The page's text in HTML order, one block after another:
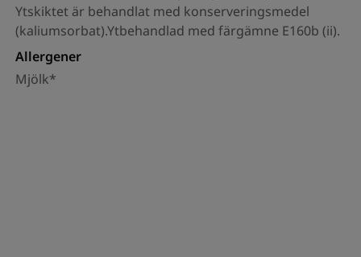
Ytskiktet är behandlat med konserveringsmedel
(kaliumsorbat).Ytbehandlad med färgämne E160b (ii).
Allergener
Mjölk*